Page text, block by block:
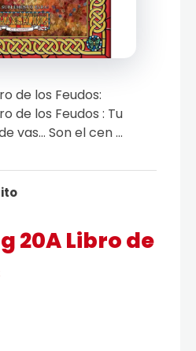
20A Libro de
de los Feudos:
de los Feudos : Tu
vas… Son el cen ...